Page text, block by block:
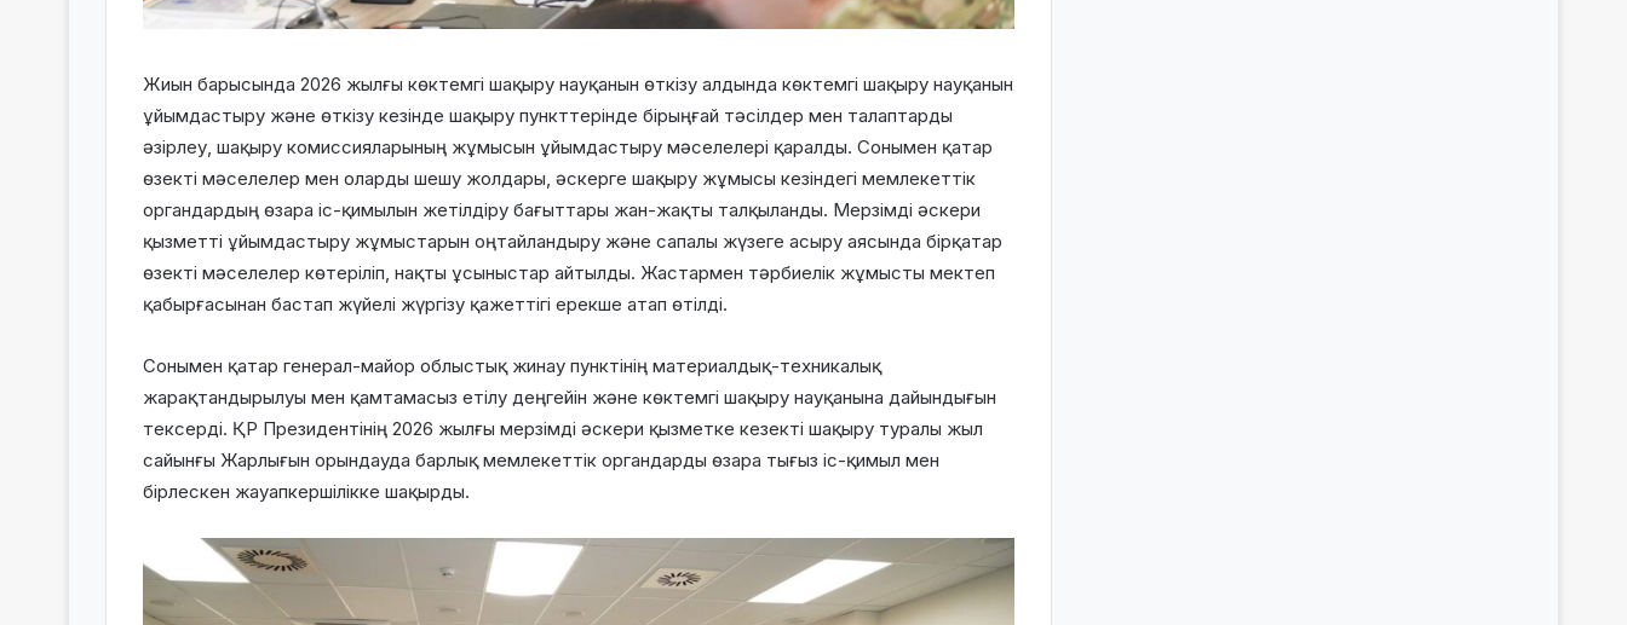
Жиын барысында 2026 жылғы көктемгі шақыру науқанын өткізу алдында көктемгі шақыру науқанын
ұйымдастыру және өткізу кезінде шақыру пункттерінде бірыңғай тәсілдер мен талаптарды
әзірлеу, шақыру комиссияларының жұмысын ұйымдастыру мәселелері қаралды. Сонымен қатар
өзекті мәселелер мен оларды шешу жолдары, әскерге шақыру жұмысы кезіндегі мемлекеттік
органдардың өзара іс-қимылын жетілдіру бағыттары жан-жақты талқыланды. Мерзімді әскери
қызметті ұйымдастыру жұмыстарын оңтайландыру және сапалы жүзеге асыру аясында бірқатар
өзекті мәселелер көтеріліп, нақты ұсыныстар айтылды. Жастармен тәрбиелік жұмысты мектеп
қабырғасынан бастап жүйелі жүргізу қажеттігі ерекше атап өтілді.
Сонымен қатар генерал-майор облыстық жинау пунктінің материалдық-техникалық
жарақтандырылуы мен қамтамасыз етілу деңгейін және көктемгі шақыру науқанына дайындығын
тексерді. ҚР Президентінің 2026 жылғы мерзімді әскери қызметке кезекті шақыру туралы жыл
сайынғы Жарлығын орындауда барлық мемлекеттік органдарды өзара тығыз іс-қимыл мен
бірлескен жауапкершілікке шақырды.